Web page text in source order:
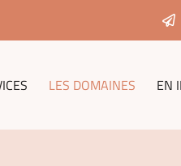
LES DOMAINES EN